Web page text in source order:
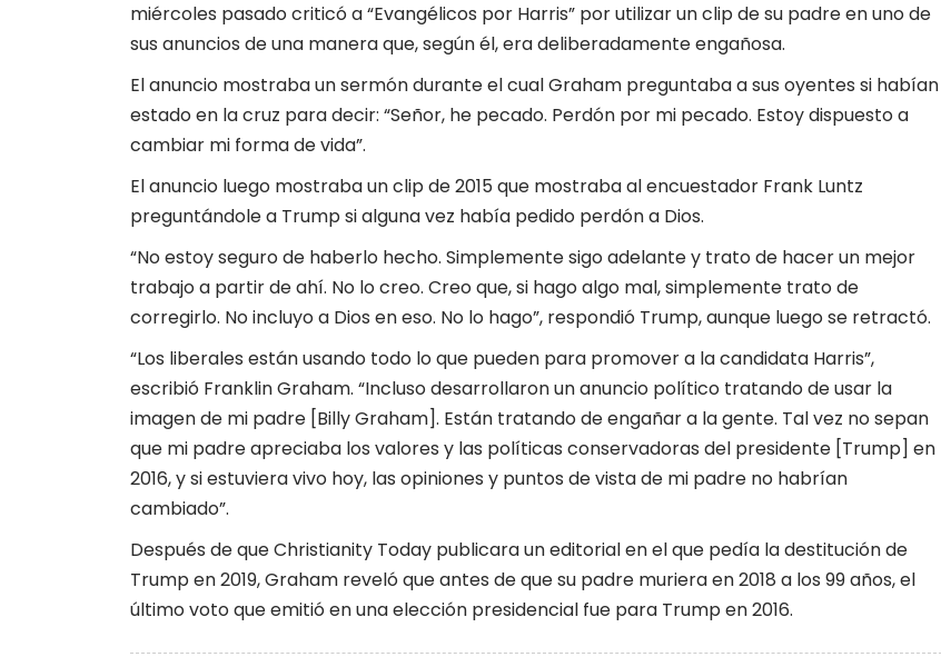
miércoles pasado criticó a “Evangélicos por Harris” por utilizar un clip de su padre en uno de
sus anuncios de una manera que, según él, era deliberadamente engañosa.
El anuncio mostraba un sermón durante el cual Graham preguntaba a sus oyentes si habían
estado en la cruz para decir: “Señor, he pecado. Perdón por mi pecado. Estoy dispuesto a
cambiar mi forma de vida”.
El anuncio luego mostraba un clip de 2015 que mostraba al encuestador Frank Luntz
preguntándole a Trump si alguna vez había pedido perdón a Dios.
“No estoy seguro de haberlo hecho. Simplemente sigo adelante y trato de hacer un mejor
trabajo a partir de ahí. No lo creo. Creo que, si hago algo mal, simplemente trato de
corregirlo. No incluyo a Dios en eso. No lo hago”, respondió Trump, aunque luego se retractó.
“Los liberales están usando todo lo que pueden para promover a la candidata Harris”,
escribió Franklin Graham. “Incluso desarrollaron un anuncio político tratando de usar la
imagen de mi padre [Billy Graham]. Están tratando de engañar a la gente. Tal vez no sepan
que mi padre apreciaba los valores y las políticas conservadoras del presidente [Trump] en
2016, y si estuviera vivo hoy, las opiniones y puntos de vista de mi padre no habrían
cambiado”.
Después de que Christianity Today publicara un editorial en el que pedía la destitución de
Trump en 2019, Graham reveló que antes de que su padre muriera en 2018 a los 99 años, el
último voto que emitió en una elección presidencial fue para Trump en 2016.